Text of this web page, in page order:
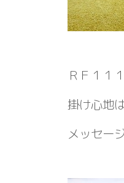
ＲＦ１１
掛け心地
メッセー